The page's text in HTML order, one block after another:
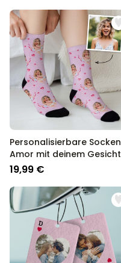
Personalisierbare Socken
Amor mit deinem Gesicht
19,99 €